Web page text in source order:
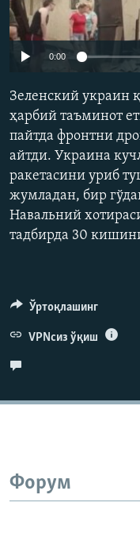
Auto
0:00
Зеленский украин
ҳарбий таъминот
пайтда фронтни
айтди. Украина
ракетасини уриб
жумладан, бир
Навальний
тадбирда 30
Ўртоқлашинг
VPNсиз ўқиш
Форум